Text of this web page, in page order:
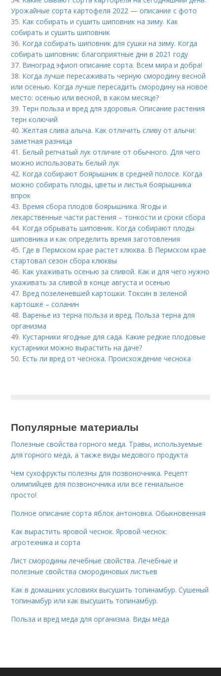
Урожайные сорта картофеля 2022 — описание с фото
35. Как собирать и сушить шиповник на зиму. Как
собирать и сушить шиповник
36. Когда собирать шиповник для сушки на зиму. Когда
собирать шиповник: благоприятные дни в 2021 году
37. Виноград эфиоп описание сорта. Всем мира и добра!
38. Когда лучше пересаживать черную смородину весной
или осенью. Когда лучше пересадить смородину на новое
место: осенью или весной, в каком месяце?
39. Терн польза и вред для здоровья. Описание растения
терн колючий
40.Желтая слива алыча. Как отличить сливу от алычи:
заметная разница
41. Белый репчатый лук отличие от обычного. Для чего
можно использовать белый лук
42. Когда собирают боярышник в средней полосе. Когда
можно собирать плоды, цветы и листья боярышника
впрок
43. Время сбора плодов боярышника. Ягоды и
лекарственные части растения – тонкости и сроки сбора
44. Когда обрывать шиповник. Когда собирают плоды
шиповника и как определить время заготовления
45. Где в Пермском крае растет клюква. В Пермском крае
стартовал сезон сбора клюквы
46. Как ухаживать осенью за сливой. Как и для чего нужно
ухаживать за сливой в конце августа и осенью
47. Вред позеленевшей картошки. Токсин в зеленой
картошке – соланин
48. Варенье из терна польза и вред. Польза терна для
организма
49. Кустарники ягодные для сада. Какие редкие плодовые
кустарники можно вырастить на даче?
50. Есть ли вред от чеснока. Происхождение чеснока
Популярные материалы
Полезные свойства горного меда. Травы, используемые
для горного меда, а также виды медового продукта
Чем сухофрукты полезны для позвоночника. Рецепт
олимпийцев для позвоночника или все гениальное
просто!
Полное описание сорта яблок антоновка. Обыкновенная
Как вырастить яровой чеснок. Яровой чеснок:
агротехника и сорта
Лист смородины лечебные свойства. Лечебные и
полезные свойства смородиновых листьев
Как в домашних условиях высушить топинамбур. Сушеный
топинамбур или как высушить топинамбур.
Польза и вред меда для организма. Виды мёда